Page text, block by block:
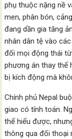
phụ thuộc nặng nề
men, phân bón,
đang dần gia tăng
nhân dân tệ vào
đối mọi động thái
phương án thay thế
bị kích động mà
Chính phủ Nepal
giao có tính toán.
thể hiểu được,
thông qua đối thoại